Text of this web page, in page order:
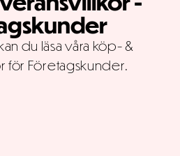
du läsa våra köp- &
för Företagskunder.